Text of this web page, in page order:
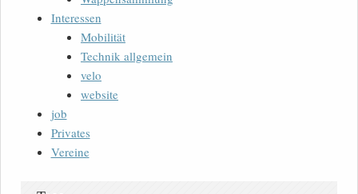
Interessen
Mobilität
Technik allgemein
velo
website
job
Privates
Vereine